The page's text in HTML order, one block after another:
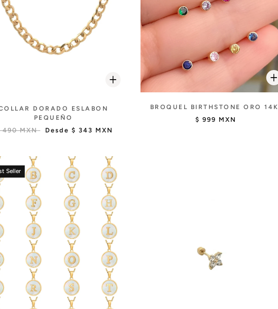
DORADO ESLABON
PEQUEÑO
490 MXN
Desde$ 343 MXN
BROQUEL BIRTHSTONE ORO 14K
$ 999 MXN
Seller